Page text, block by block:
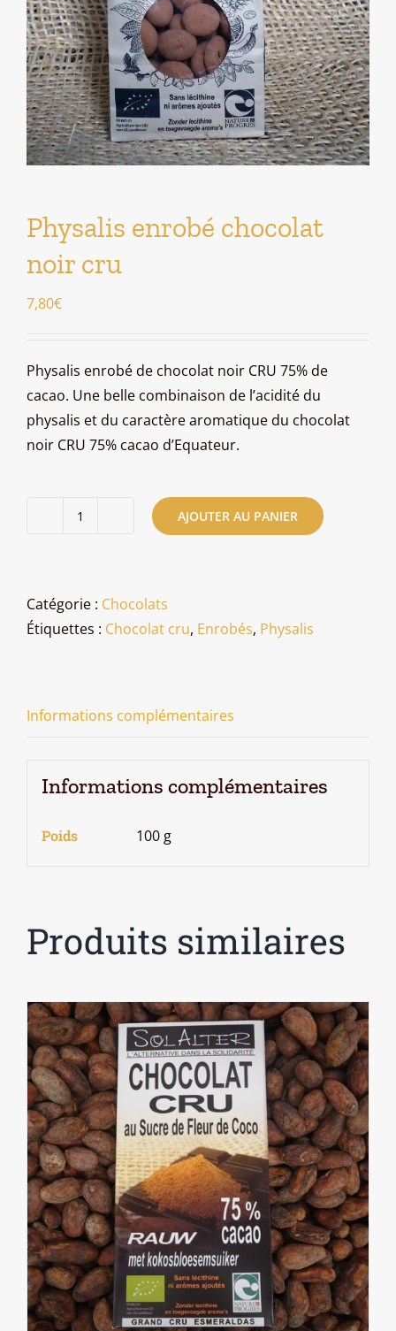
Physalis enrobé chocolat
noir cru
7,80€
Physalis enrobé de chocolat noir CRU 75% de
cacao. Une belle combinaison de l’acidité du
physalis et du caractère aromatique du chocolat
noir CRU 75% cacao d’Equateur.
quantité
enrobé
chocolat
AJOUTER AU PANIER
Catégorie : Chocolats
Étiquettes : Chocolat cru, Enrobés, Physalis
Informations complémentaires
Informations complémentaires
Poids 100 g
Produits similaires